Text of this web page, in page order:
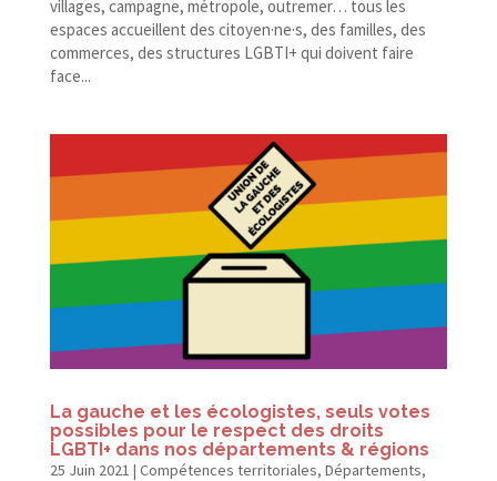
villages, campagne, métropole, outremer… tous les
espaces accueillent des citoyen·ne·s, des familles, des
commerces, des structures LGBTI+ qui doivent faire
face...
La gauche et les écologistes, seuls votes
possibles pour le respect des droits
LGBTI+ dans nos départements & régions
25 Juin 2021 | Compétences territoriales, Départements,